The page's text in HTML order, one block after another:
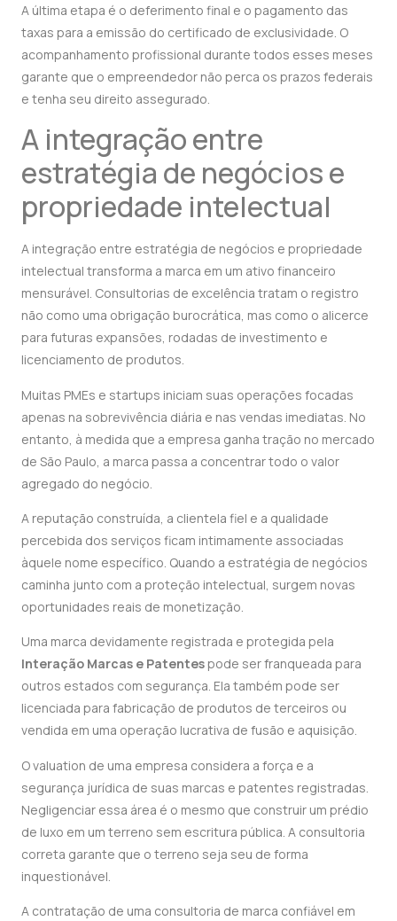
A última etapa é o deferimento final e o pagamento das
taxas para a emissão do certificado de exclusividade. O
acompanhamento profissional durante todos esses meses
garante que o empreendedor não perca os prazos federais
e tenha seu direito assegurado.
A integração entre
estratégia de negócios e
propriedade intelectual
A integração entre estratégia de negócios e propriedade
intelectual transforma a marca em um ativo financeiro
mensurável. Consultorias de excelência tratam o registro
não como uma obrigação burocrática, mas como o alicerce
para futuras expansões, rodadas de investimento e
licenciamento de produtos.
Muitas PMEs e startups iniciam suas operações focadas
apenas na sobrevivência diária e nas vendas imediatas. No
entanto, à medida que a empresa ganha tração no mercado
de São Paulo, a marca passa a concentrar todo o valor
agregado do negócio.
A reputação construída, a clientela fiel e a qualidade
percebida dos serviços ficam intimamente associadas
àquele nome específico. Quando a estratégia de negócios
caminha junto com a proteção intelectual, surgem novas
oportunidades reais de monetização.
Uma marca devidamente registrada e protegida pela
Interação Marcas e Patentespode ser franqueada para
outros estados com segurança. Ela também pode ser
licenciada para fabricação de produtos de terceiros ou
vendida em uma operação lucrativa de fusão e aquisição.
O valuation de uma empresa considera a força e a
segurança jurídica de suas marcas e patentes registradas.
Negligenciar essa área é o mesmo que construir um prédio
de luxo em um terreno sem escritura pública. A consultoria
correta garante que o terreno seja seu de forma
inquestionável.
A contratação de uma consultoria de marca confiável em